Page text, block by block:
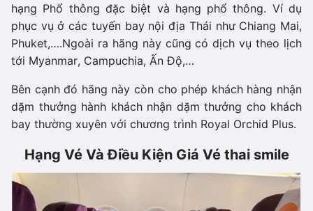
hạng Phổ thông đặc biệt và hạng phổ thông. Ví dụ
phục vụ ở các tuyến bay nội địa Thái như Chiang Mai,
Phuket,….Ngoài ra hãng này cũng có dịch vụ theo lịch
tới Myanmar, Campuchia, Ấn Độ,…
Bên cạnh đó hãng này còn cho phép khách hàng nhận
dặm thưởng hành khách nhận dặm thưởng cho khách
bay thường xuyên với chương trình Royal Orchid Plus.
Hạng Vé Và Điều Kiện Giá Vé thai smile